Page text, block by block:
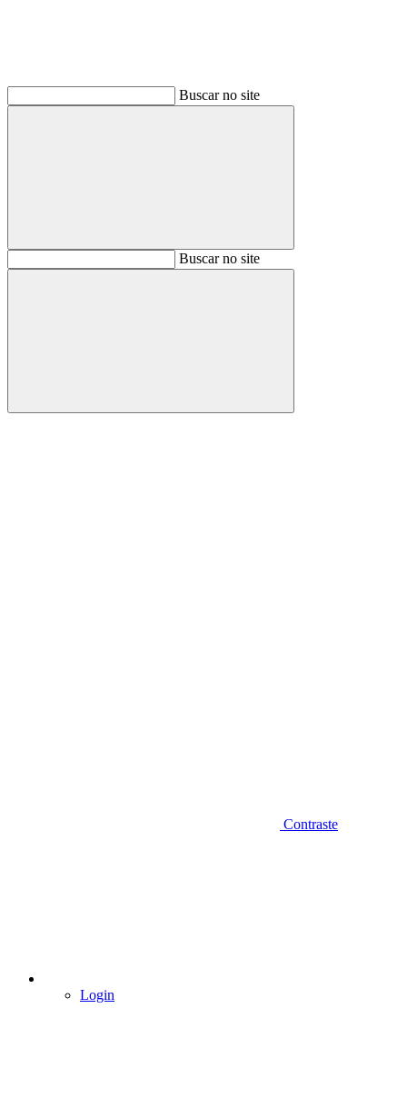
Buscar no site
BuscarBuscar no site
Buscar
Contraste
Login